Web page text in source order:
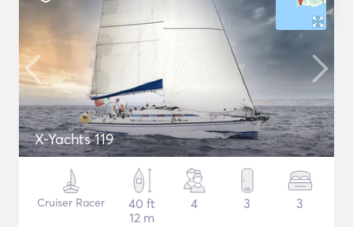
X-Yachts 119
Cruiser Racer
40 ft
12 m
4 3 3